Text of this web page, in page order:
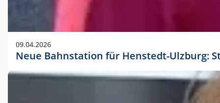
09.04.2026
Neue Bahnstation für Henstedt-Ulzburg: